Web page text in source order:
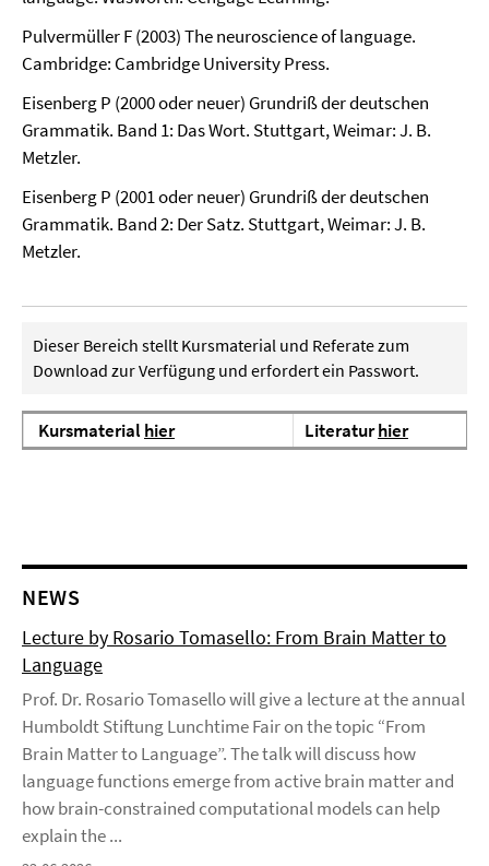
Pulvermüller F (2003) The neuroscience of language.
Cambridge: Cambridge University Press.
Eisenberg P (2000 oder neuer) Grundriß der deutschen
Grammatik. Band 1: Das Wort. Stuttgart, Weimar: J. B.
Metzler.
Eisenberg P (2001 oder neuer) Grundriß der deutschen
Grammatik. Band 2: Der Satz. Stuttgart, Weimar: J. B.
Metzler.
Dieser Bereich stellt Kursmaterial und Referate zum
Download zur Verfügung und erfordert ein Passwort.
Kursmaterialhier Literaturhier
NEWS
Lecture by Rosario Tomasello: From Brain Matter to
Language
Prof. Dr. Rosario Tomasello will give a lecture at the annual
Humboldt Stiftung Lunchtime Fair on the topic “From
Brain Matter to Language”. The talk will discuss how
language functions emerge from active brain matter and
how brain-constrained computational models can help
explain the ...